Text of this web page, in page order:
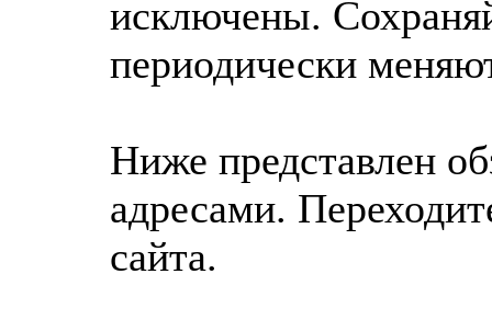
исключены.
периодически
Ниже представлен
адресами.
сайта.